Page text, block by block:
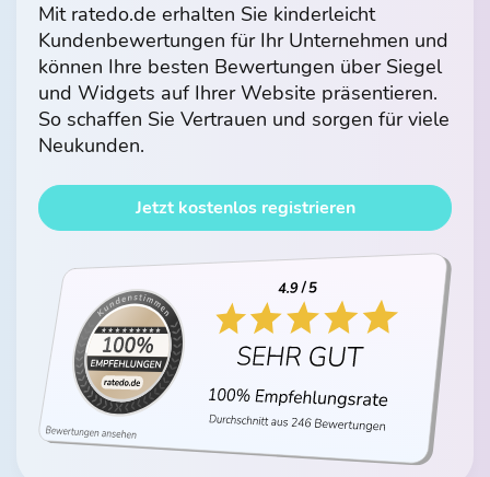
Mit ratedo.de erhalten Sie kinderleicht
Kundenbewertungen für Ihr Unternehmen und
können Ihre besten Bewertungen über Siegel
und Widgets auf Ihrer Website präsentieren.
So schaffen Sie Vertrauen und sorgen für viele
Neukunden.
Jetzt kostenlos registrieren